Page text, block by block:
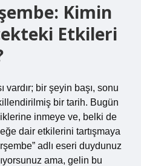
Kimin
Etkileri
vardır; bir şeyin başı, sonu
bir tarih. Bugün
inmeye ve, belki de
dair etkilerini tartışmaya
adlı eseri duydunuz
ama, gelin bu